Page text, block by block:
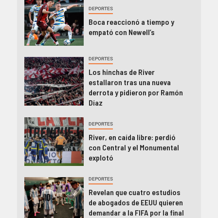
DEPORTES
Boca reaccionó a tiempo y
empató con Newell’s
DEPORTES
Los hinchas de River
estallaron tras una nueva
derrota y pidieron por Ramón
Díaz
DEPORTES
River, en caída libre: perdió
con Central y el Monumental
explotó
DEPORTES
Revelan que cuatro estudios
de abogados de EEUU quieren
demandar a la FIFA por la final